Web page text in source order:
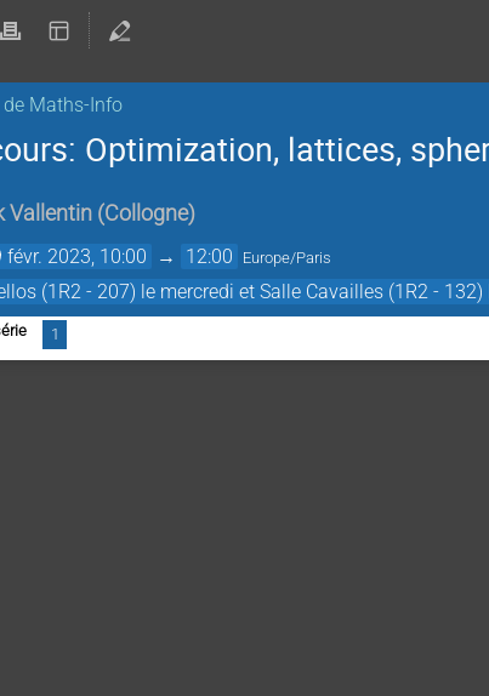
Maths-Info
Optimization, lattices,
Vallentin (Collogne)
févr. 2023, 10:00 → 12:00 Europe/Paris
(1R2 - 207) le mercredi et Salle Cavailles (1R2 - 132)
1